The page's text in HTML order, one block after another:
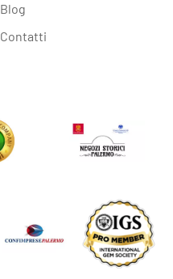
Blog
Contatti